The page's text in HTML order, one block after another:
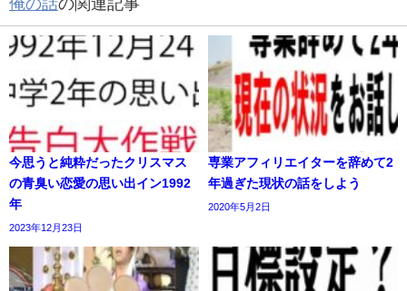
今思うと純粋だったクリスマス
の青臭い恋愛の思い出イン1992
年
2023年12月23日
専業アフィリエイターを辞めて2
年過ぎた現状の話をしよう
2020年5月2日